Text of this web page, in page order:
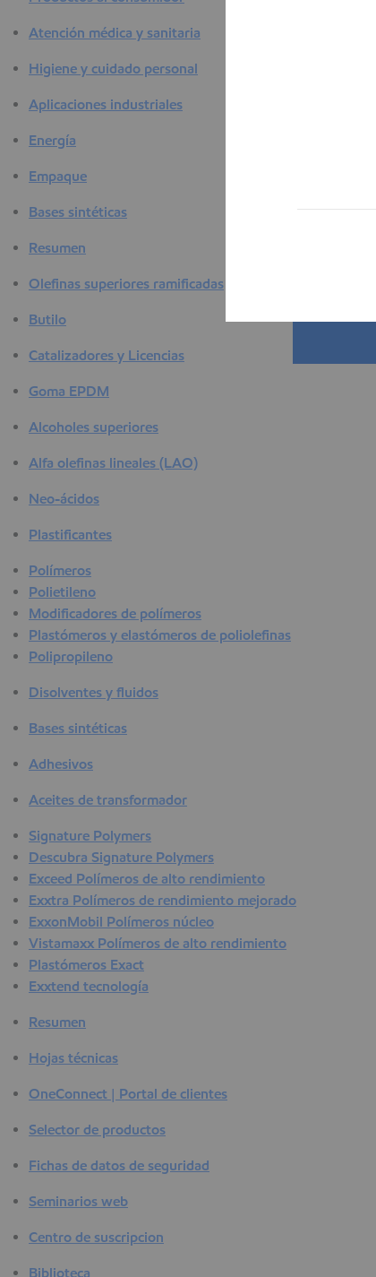
Atención médica y sanitaria
Higiene y cuidado personal
Aplicaciones industriales
Energía
Empaque
Bases sintéticas
Resumen
Olefinas superiores ramificadas
Butilo
Catalizadores y Licencias
Goma EPDM
Alcoholes superiores
Alfa olefinas lineales (LAO)
Neo-ácidos
Plastificantes
Polímeros
Polietileno
Modificadores de polímeros
Plastómeros y elastómeros de poliolefinas
Polipropileno
Disolventes y fluidos
Bases sintéticas
Adhesivos
Aceites de transformador
Signature Polymers
Descubra Signature Polymers
Exceed Polímeros de alto rendimiento
Exxtra Polímeros de rendimiento mejorado
ExxonMobil Polímeros núcleo
Vistamaxx Polímeros de alto rendimiento
Plastómeros Exact
Exxtend tecnología
Resumen
Hojas técnicas
OneConnect | Portal de clientes
Selector de productos
Fichas de datos de seguridad
Seminarios web
Centro de suscripcion
Biblioteca